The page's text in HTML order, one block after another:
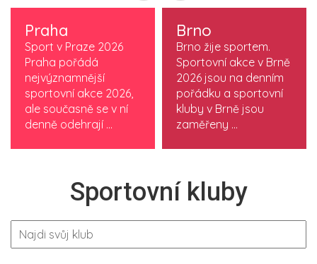
Praha
Sport v Praze 2026
Praha pořádá
nejvýznamnější
sportovní akce 2026,
ale současně se v ní
denně odehrají ...
Brno
Brno žije sportem.
Sportovní akce v Brně
2026 jsou na denním
pořádku a sportovní
kluby v Brně jsou
zaměřeny ...
Sportovní kluby